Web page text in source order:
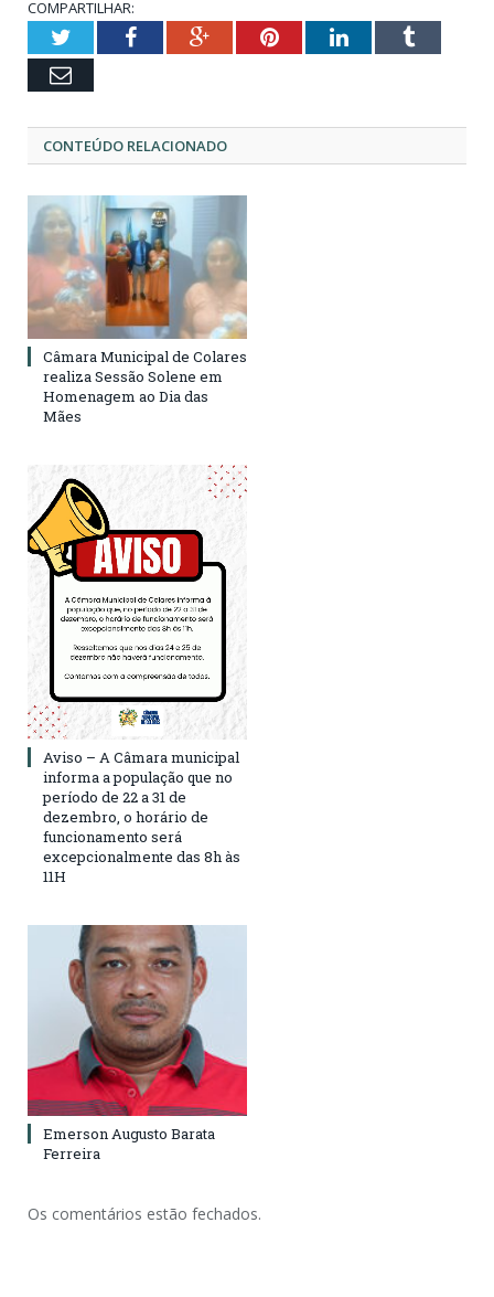
COMPARTILHAR:
TwitterFacebookGoogle+PinterestLinkedInTumblr
Email
CONTEÚDO RELACIONADO
Câmara Municipal de Colares
realiza Sessão Solene em
Homenagem ao Dia das
Mães
Aviso – A Câmara municipal
informa a população que no
período de 22 a 31 de
dezembro, o horário de
funcionamento será
excepcionalmente das 8h às
11H
Emerson Augusto Barata
Ferreira
Os comentários estão fechados.